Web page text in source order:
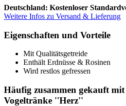
Deutschland: Kostenloser
Weitere Infos zu Versand & Lieferung
Eigenschaften und Vorteile
Mit Qualitätsgetreide
Enthält Erdnüsse & Rosinen
Wird restlos gefressen
Häufig zusammen gekauft mit
Vogeltränke ''Herz''